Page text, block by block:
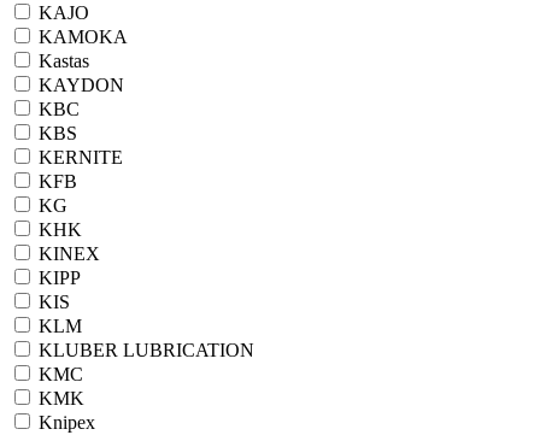
KAJO
KAMOKA
Kastas
KAYDON
KBC
KBS
KERNITE
KFB
KG
KHK
KINEX
KIPP
KIS
KLM
KLUBER LUBRICATION
KMC
KMK
Knipex